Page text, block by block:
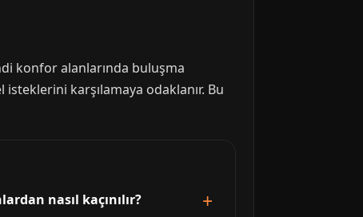
konfor alanlarında buluşma
karşılamaya odaklanır. Bu
nasıl kaçınılır?